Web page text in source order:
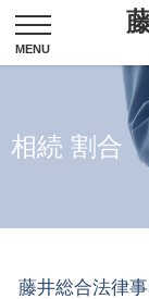
相続 割合
藤井総合法律